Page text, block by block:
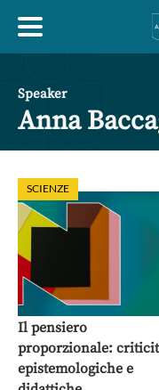
LETTERATURA
POLITICA
Speaker
Anna
SCIENZE
Il pensiero
proporzionale:
epistemologiche e